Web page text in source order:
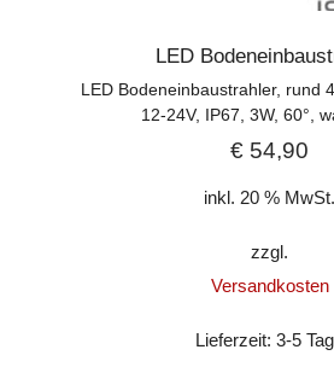
LED
LED Bodeneinbaustrahler, rund
12-24V, IP67, 3W, 60°,
€ 54,90
inkl. 20 % MwSt.
zzgl.
Versandkosten
Lieferzeit:3-5